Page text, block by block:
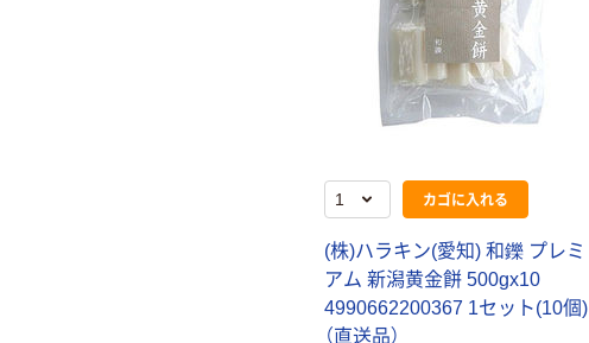
カゴに入れる
(株)ハラキン(愛知) 和鑠 プレミ
アム 新潟黄金餅 500gx10
4990662200367 1セット(10個)
（直送品）